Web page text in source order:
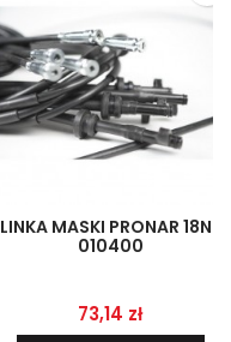
LINKA MASKI PRONAR 18N-
010400
Cena
73,14 zł